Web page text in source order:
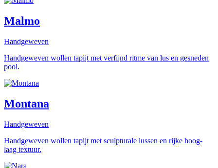
Malmo
Handgeweven
Handgeweven wollen tapijt met verfijnd ritme van lus en gesneden
pool.
Montana
Handgeweven
Handgeweven wollen tapijt met sculpturale lussen en rijke hoog-
laag textuur.